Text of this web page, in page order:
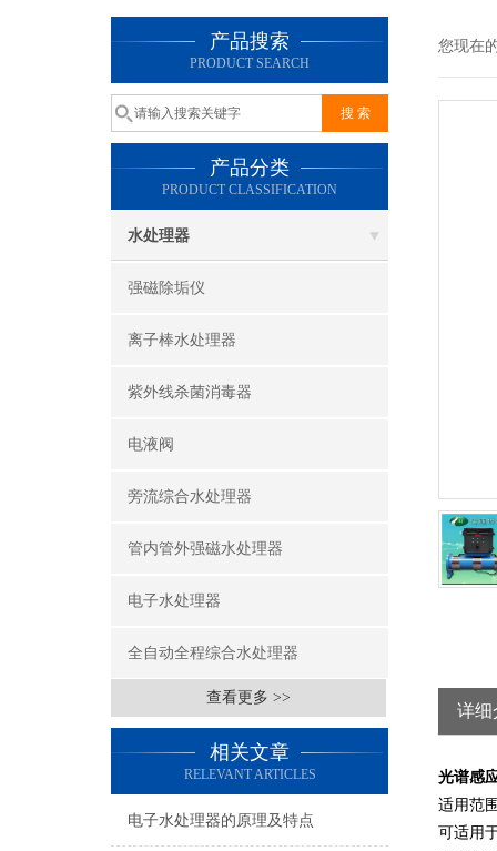
产品搜索
PRODUCT SEARCH
产品分类
PRODUCT CLASSIFICATION
水处理器
强磁除垢仪
离子棒水处理器
紫外线杀菌消毒器
电液阀
旁流综合水处理器
管内管外强磁水处理器
电子水处理器
全自动全程综合水处理器
查看更多 >>
相关文章
RELEVANT ARTICLES
电子水处理器的原理及特点
您现在
详细
光谱感
适用范
可适用